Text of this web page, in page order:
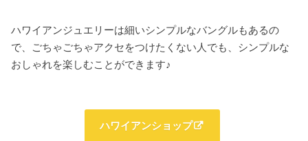
ハワイアンジュエリーは細いシンプルなバングルもあるの
で、ごちゃごちゃアクセをつけたくない人でも、シンプルな
おしゃれを楽しむことができます♪
ハワイアンショップ